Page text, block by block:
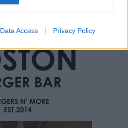
Data Access Privacy Policy